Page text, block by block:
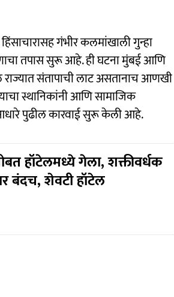
गंभीर कलमांखाली गुन्हा
तपास सुरू आहे. ही घटना मुंबई आणि
संतापाची लाट असतानाच आणखी
स्थानिकांनी आणि सामाजिक
आधारे पुढील कारवाई सुरू केली आहे.
हॉटेलमध्ये गेला, शक्तीवर्धक
बंदच, शेवटी हॉटेल